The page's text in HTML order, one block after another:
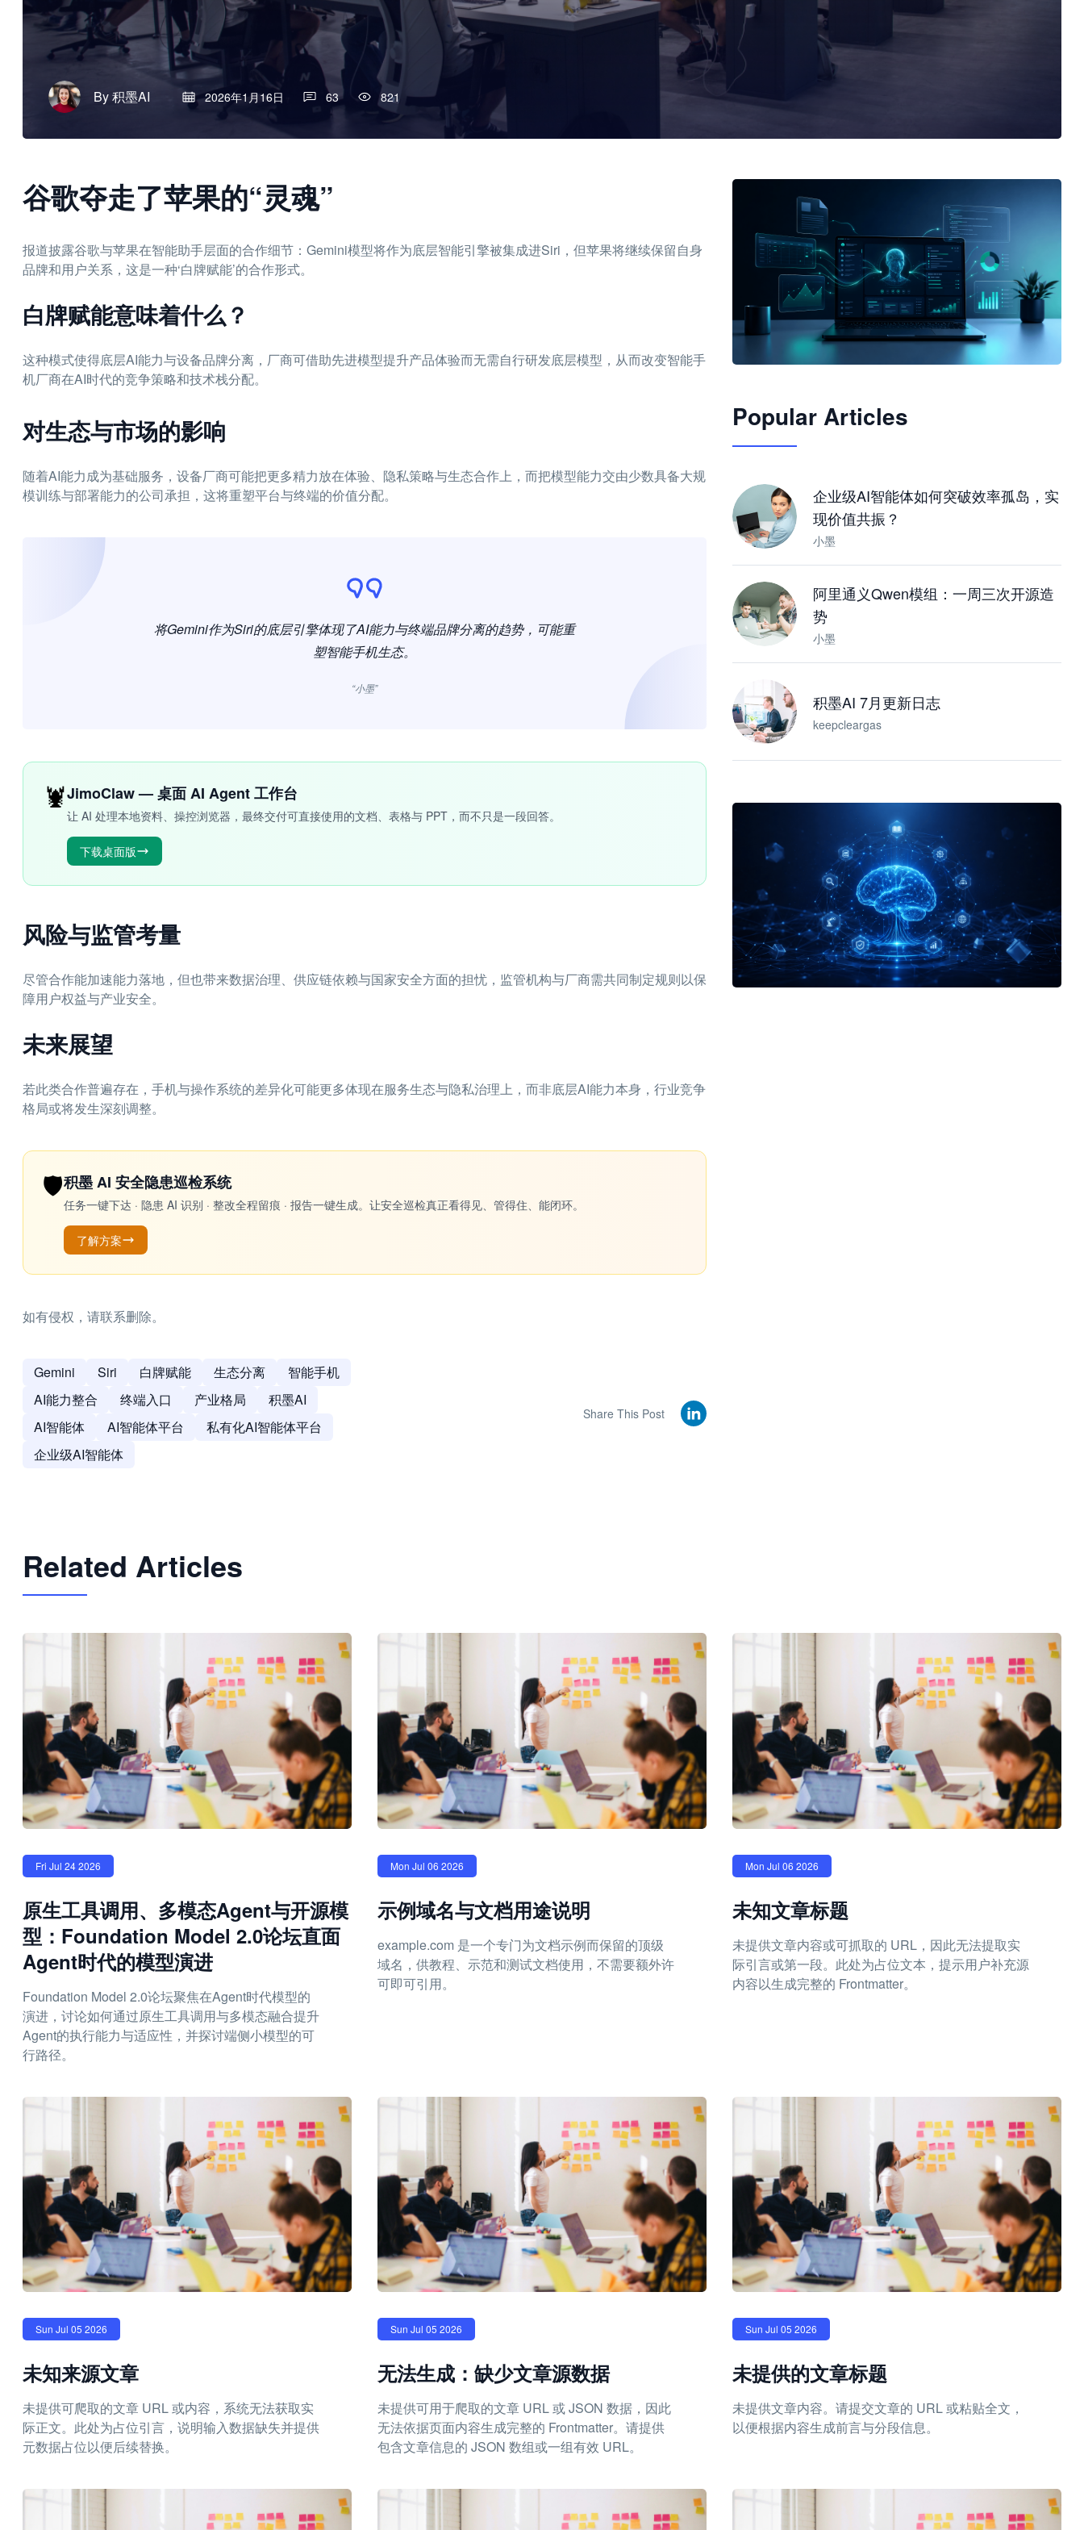
By积墨AI 2026年1月16日 63 821
谷歌夺走了苹果的“灵魂”
报道披露谷歌与苹果在智能助手层面的合作细节：Gemini模型将作为底层智能引擎被集成进Siri，但苹果将继续保留自身
品牌和用户关系，这是一种‘白牌赋能’的合作形式。
白牌赋能意味着什么？
这种模式使得底层AI能力与设备品牌分离，厂商可借助先进模型提升产品体验而无需自行研发底层模型，从而改变智能手
机厂商在AI时代的竞争策略和技术栈分配。
对生态与市场的影响
随着AI能力成为基础服务，设备厂商可能把更多精力放在体验、隐私策略与生态合作上，而把模型能力交由少数具备大规
模训练与部署能力的公司承担，这将重塑平台与终端的价值分配。
将Gemini作为Siri的底层引擎体现了AI能力与终端品牌分离的趋势，可能重
塑智能手机生态。
“小墨”
🦞JimoClaw — 桌面 AI Agent 工作台
让 AI 处理本地资料、操控浏览器，最终交付可直接使用的文档、表格与 PPT，而不只是一段回答。
下载桌面版
风险与监管考量
尽管合作能加速能力落地，但也带来数据治理、供应链依赖与国家安全方面的担忧，监管机构与厂商需共同制定规则以保
障用户权益与产业安全。
未来展望
若此类合作普遍存在，手机与操作系统的差异化可能更多体现在服务生态与隐私治理上，而非底层AI能力本身，行业竞争
格局或将发生深刻调整。
🛡️积墨 AI 安全隐患巡检系统
任务一键下达 · 隐患 AI 识别 · 整改全程留痕 · 报告一键生成。让安全巡检真正看得见、管得住、能闭环。
了解方案
如有侵权，请联系删除。
Gemini Siri 白牌赋能 生态分离
智能手机
AI能力整合
终端入口 产业格局
积墨AI
AI智能体
AI智能体平台
私有化AI智能体平台
企业级AI智能体
Share This Post
JimoClaw 桌面 AI Agent 工作台
Popular Articles
企业级AI智能体如何突破效率孤岛，实
现价值共振？
小墨
阿里通义Qwen模组：一周三次开源造
势
小墨
积墨AI 7月更新日志
keepcleargas
Related Articles
Fri Jul 24 2026
原生工具调用、多模态Agent与开源模
型：Foundation Model 2.0论坛直面
Agent时代的模型演进
Foundation Model 2.0论坛聚焦在Agent时代模型的
演进，讨论如何通过原生工具调用与多模态融合提升
Agent的执行能力与适应性，并探讨端侧小模型的可
行路径。
Mon Jul 06 2026
示例域名与文档用途说明
example.com 是一个专门为文档示例而保留的顶级
域名，供教程、示范和测试文档使用，不需要额外许
可即可引用。
Mon Jul 06 2026
未知文章标题
未提供文章内容或可抓取的 URL，因此无法提取实
际引言或第一段。此处为占位文本，提示用户补充源
内容以生成完整的 Frontmatter。
Sun Jul 05 2026
未知来源文章
未提供可爬取的文章 URL 或内容，系统无法获取实
际正文。此处为占位引言，说明输入数据缺失并提供
元数据占位以便后续替换。
Sun Jul 05 2026
无法生成：缺少文章源数据
未提供可用于爬取的文章 URL 或 JSON 数据，因此
无法依据页面内容生成完整的 Frontmatter。请提供
包含文章信息的 JSON 数组或一组有效 URL。
Sun Jul 05 2026
未提供的文章标题
未提供文章内容。请提交文章的 URL 或粘贴全文，
以便根据内容生成前言与分段信息。